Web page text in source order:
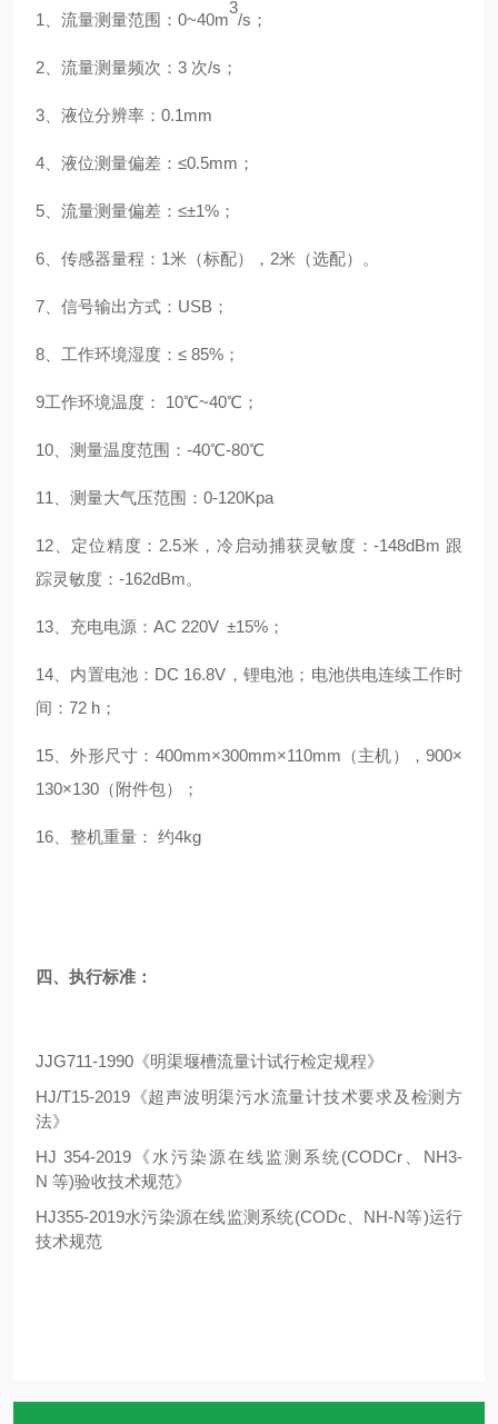
1 流量测量范围： 0~40m
3
/s ；
2 流量测量频次： 3 次/s ；
3 液位分辨率： 0.1mm
4 液位测量偏差： ≤0.5mm ；
5 流量测量偏差： ≤±1% ；
6 传感器量程： 1米（标配）， 2米（选配）。
7 信号输出方式： USB ；
8 工作环境湿度： ≤ 85% ；
9工作环境温度： 10℃~40℃ ；
10 测量温度范围： -40℃-80℃
11 测量大气压范围： 0-120Kpa
12 定位精度： 2.5米，冷启动捕获灵敏度：-148dBm 跟
踪灵敏度： -162dBm。
13 充电电源： AC 220V ±15% ；
14 内置电池： DC 16.8V ，锂电池；电池供电连续工作时
间： 72 h ；
15、外形尺寸： 400mm×300mm×110mm（主机），900×
130×130（附件包）
；
16 整机重量： 约4kg
四、 执行标准 ：
JJG711-1990《明渠堰槽流量计试行检定规程》
HJ/T15-2019《超声波明渠污水流量计技术要求及检测方
法》
HJ 354-2019《水污染源在线监测系统(CODCr、NH3-
N 等)验收技术规范》
HJ355-2019水污染源在线监测系统(CODc、NH-N等)运行
技术规范